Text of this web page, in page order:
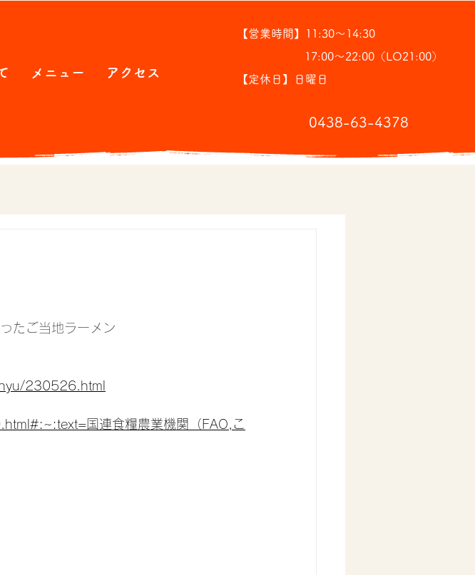
【営業時間】11:30～14:30
17:00～22:00（LO21:00）
【定休日】日曜日
​0438-63-4378
メニュー アクセス
たご当地ラーメン
230526.html
国連食糧農業機関（FAO,こ